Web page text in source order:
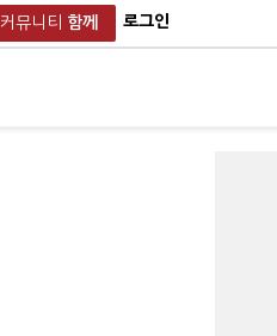
커뮤니티 함께 로그인